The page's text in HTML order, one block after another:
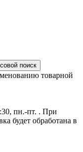
товарной
пн.-пт. . При
будет обработана в